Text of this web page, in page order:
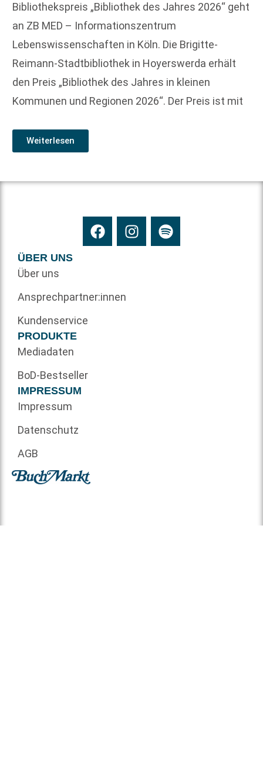
Bibliothekspreis „Bibliothek des Jahres 2026“ geht
an ZB MED – Informationszentrum
Lebenswissenschaften in Köln. Die Brigitte-
Reimann-Stadtbibliothek in Hoyerswerda erhält
den Preis „Bibliothek des Jahres in kleinen
Kommunen und Regionen 2026“. Der Preis ist mit
Weiterlesen
ÜBER UNS
Über uns
Ansprechpartner:innen
Kundenservice
PRODUKTE
Mediadaten
BoD-Bestseller
IMPRESSUM
Impressum
Datenschutz
AGB